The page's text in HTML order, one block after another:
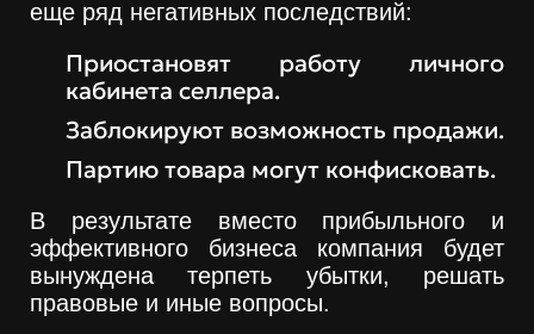
еще ряд негативных последствий:
Приостановят работу личного
кабинета селлера.
Заблокируют возможность продажи.
Партию товара могут конфисковать.
В результате вместо прибыльного и
эффективного бизнеса компания будет
вынуждена терпеть убытки, решать
правовые и иные вопросы.